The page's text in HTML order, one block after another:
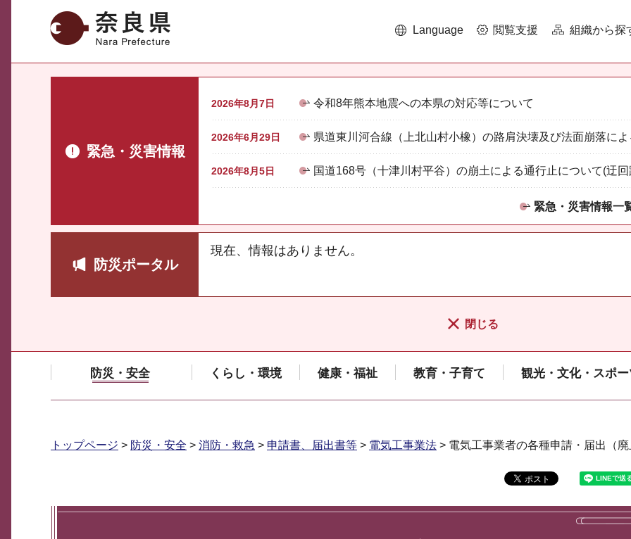
奈良県 Language 閲覧支援 組織から探
緊急・災害情報
2026年8月7日 令和8年熊本地震への本県の対応等について
2026年6月29日 県道東川河合線（上北山村小橡）の路肩決壊及び法面崩落に
2026年8月5日 国道168号（十津川村平谷）の崩土による通行止について(迂
緊急・災害情報一
防災ポータル
現在、情報はありません。
閉じる
防災・安全 くらし・環境 健康・福祉 教育・子育て 観光・文化・スポー
トップページ > 防災・安全 > 消防・救急 > 申請書、届出書等 > 電気工事業法 > 電気工事業者の各種申請・届出（